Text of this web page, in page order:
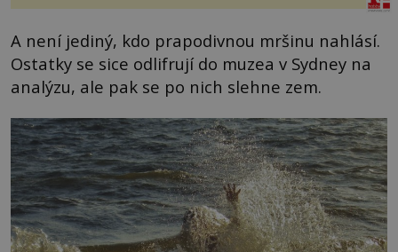
A není jediný, kdo prapodivnou mršinu nahlásí.
Ostatky se sice odlifrují do muzea v Sydney na
analýzu, ale pak se po nich slehne zem.